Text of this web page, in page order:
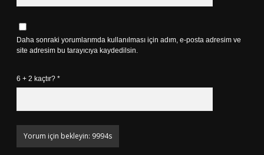
Daha sonraki yorumlarımda kullanılması için adım, e-posta adresim ve
site adresim bu tarayıcıya kaydedilsin.
6 + 2 kaçtır? *